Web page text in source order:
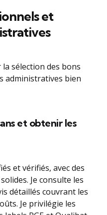
et
sélection des bons
administratives bien
et obtenir les
et vérifiés, avec des
Je consulte les
détaillés couvrant les
Je privilégie les